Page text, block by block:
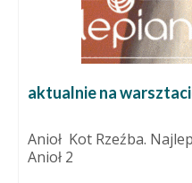
aktualnie na
Anioł Kot Rzeźba.
Anioł 2